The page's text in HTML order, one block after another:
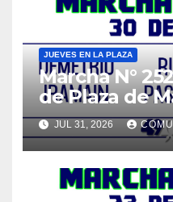
JUEVES EN LA PLAZA
Marcha N°
de Plaza de
JUL 31, 2026